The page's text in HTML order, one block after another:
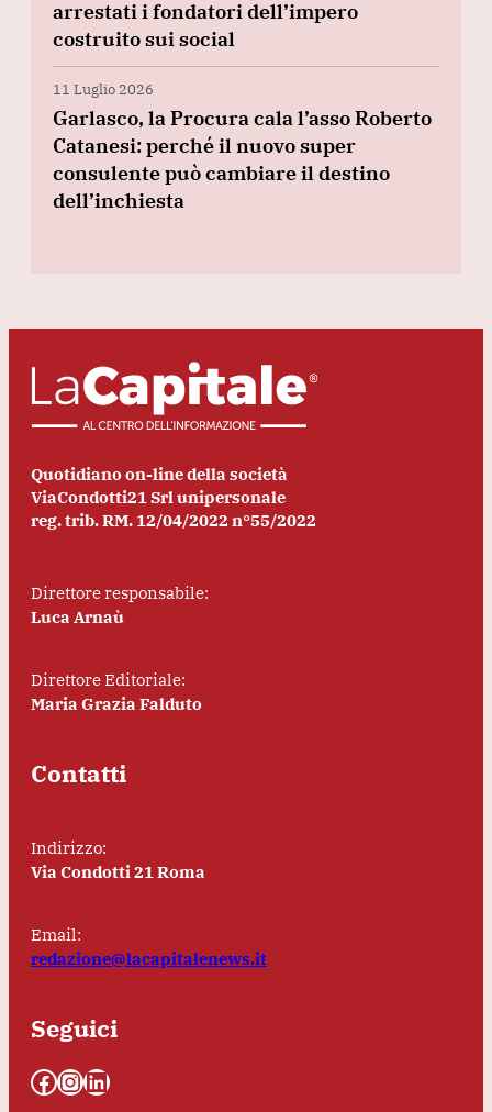
arrestati i fondatori dell’impero
costruito sui social
11 Luglio 2026
Garlasco, la Procura cala l’asso Roberto
Catanesi: perché il nuovo super
consulente può cambiare il destino
dell’inchiesta
Quotidiano on-line della società
ViaCondotti21 Srl unipersonale
reg. trib. RM. 12/04/2022 n°55/2022
Direttore responsabile:
Luca Arnaù
Direttore Editoriale:
Maria Grazia Falduto
Contatti
Indirizzo:
Via Condotti 21 Roma
Email:
redazione@lacapitalenews.it
Seguici
Facebook InstagramLinkedIn